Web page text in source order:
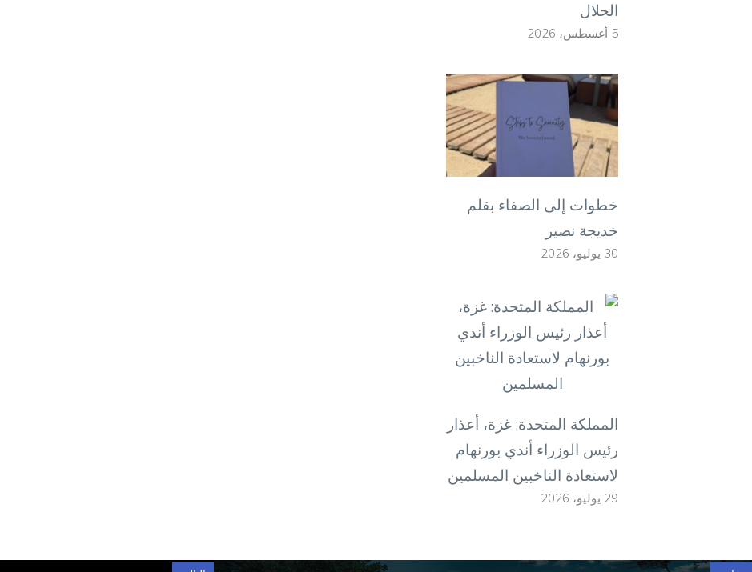
الحلال
5 أغسطس، 2026
خطوات إلى الصفاء بقلم
خديجة نصير
30 يوليو، 2026
المملكة المتحدة: غزة، أعذار
رئيس الوزراء أندي بورنهام
لاستعادة الناخبين المسلمين
29 يوليو، 2026